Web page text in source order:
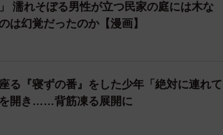
高い場所へ逆さに吊るすと厄除けになる
たちも、「駅前の店で見たことある」
みると「上向きに咲く紫陽花の霊力を切
「紫陽花を太陽に見立てて曇りの日に家に
濡れそぼる男性が立つ民家の庭には木な
幻覚だったのか【漫画】
る『寝ずの番』をした少年「絶対に連れて
開き……背筋凍る展開に